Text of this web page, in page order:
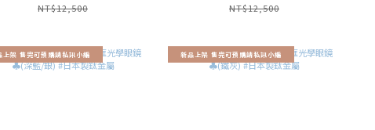
NT$12,500
NT$12,500
上架 售完可預購請私訊小編 新品上架 售完可預購請私訊小編